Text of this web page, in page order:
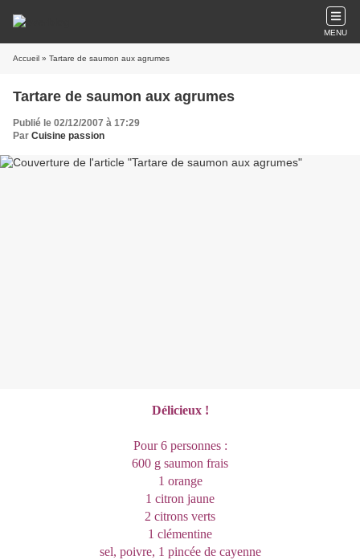
MENU
Accueil » Tartare de saumon aux agrumes
Tartare de saumon aux agrumes
Publié le 02/12/2007 à 17:29
Par Cuisine passion
Délicieux !
Pour 6 personnes :
600 g saumon frais
1 orange
1 citron jaune
2 citrons verts
1 clémentine
sel, poivre, 1 pincée de cayenne